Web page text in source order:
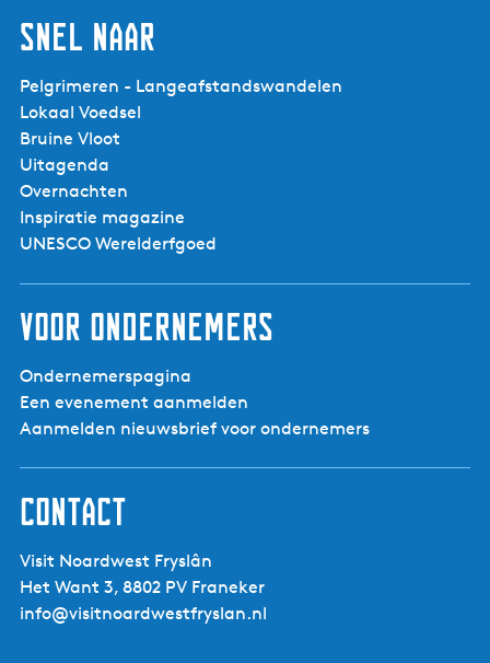
Snel naar
Pelgrimeren - Langeafstandswandelen
Lokaal Voedsel
Bruine Vloot
Uitagenda
Overnachten
Inspiratie magazine
UNESCO Werelderfgoed
Voor ondernemers
Ondernemerspagina
Een evenement aanmelden
Aanmelden nieuwsbrief voor ondernemers
Contact
Visit Noardwest Fryslân
Het Want 3, 8802 PV Franeker
info@visitnoardwestfryslan.nl